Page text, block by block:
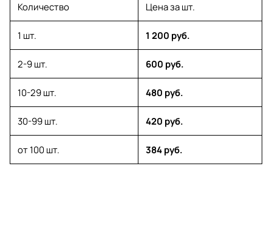
Количество Цена за шт.
1 шт. 1 200 руб.
2-9 шт. 600 руб.
10-29 шт. 480 руб.
30-99 шт. 420 руб.
от 100 шт. 384 руб.